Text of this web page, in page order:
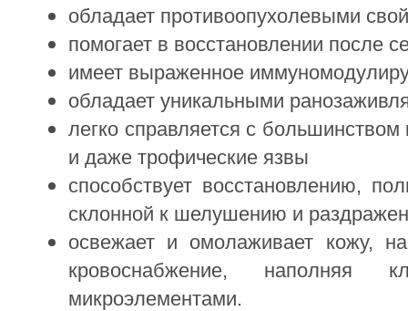
обладает противоопухолевыми
помогает в восстановлении после
имеет выраженное
обладает уникальными
легко справляется с
и даже трофические язвы
способствует восстановлению,
склонной к шелушению и
освежает и омолаживает кожу,
кровоснабжение, наполняя
микроэлементами.